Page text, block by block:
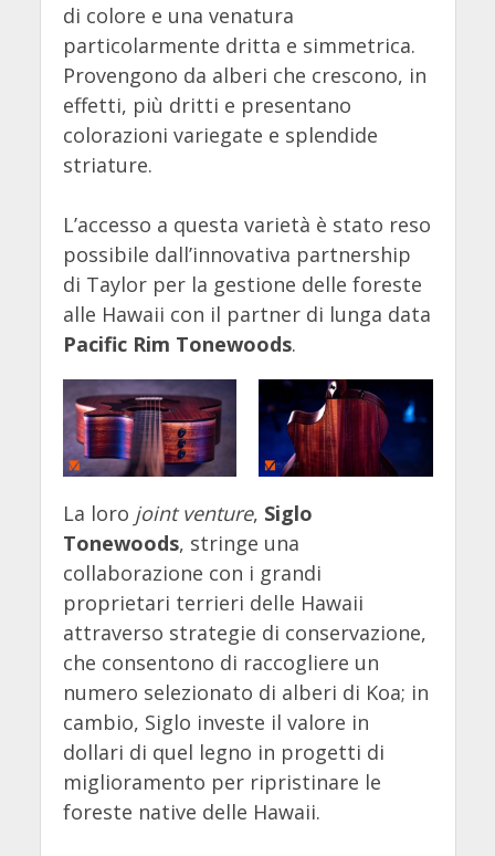
di colore e una venatura
particolarmente dritta e simmetrica.
Provengono da alberi che crescono, in
effetti, più dritti e presentano
colorazioni variegate e splendide
striature.
L’accesso a questa varietà è stato reso
possibile dall’innovativa partnership
di Taylor per la gestione delle foreste
alle Hawaii con il partner di lunga data
Pacific Rim Tonewoods.
La loro joint venture, Siglo
Tonewoods, stringe una
collaborazione con i grandi
proprietari terrieri delle Hawaii
attraverso strategie di conservazione,
che consentono di raccogliere un
numero selezionato di alberi di Koa; in
cambio, Siglo investe il valore in
dollari di quel legno in progetti di
miglioramento per ripristinare le
foreste native delle Hawaii.